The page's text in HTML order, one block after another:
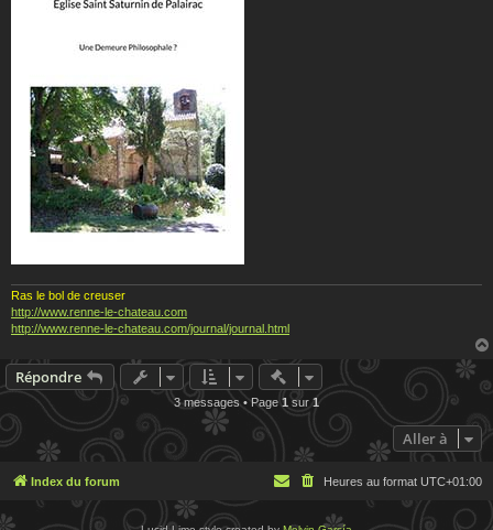
Ras le bol de creuser
http://www.renne-le-chateau.com
http://www.renne-le-chateau.com/journal/journal.html
Répondre Actions rapides de
3 messages • Page 1 sur1
Aller à
Index du forum Heures au format UTC+01:00